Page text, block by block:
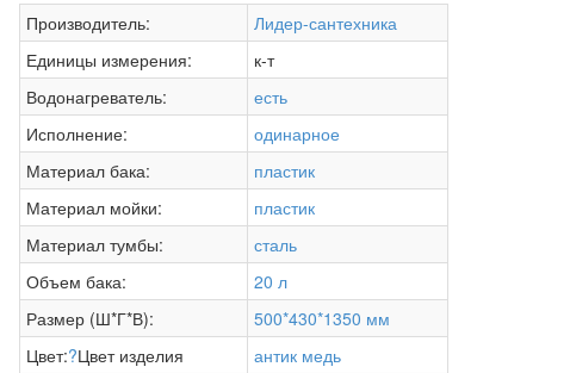
Производитель:
Лидер-сантехника
Единицы измерения:
к-т
Водонагреватель:
есть
Исполнение:
одинарное
Материал бака:
пластик
Материал мойки:
пластик
Материал тумбы:
сталь
Объем бака:
20 л
Размер (Ш*Г*В):
500*430*1350 мм
Цвет:?Цвет изделия антик медь